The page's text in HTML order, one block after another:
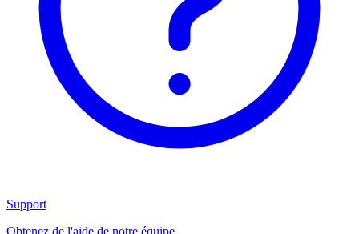
Support
Obtenez de l'aide de notre équipe